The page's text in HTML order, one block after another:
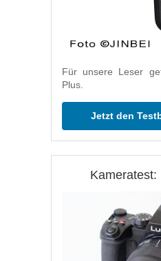
Für unsere Leser
Plus.
Jetzt den
Kameratest: